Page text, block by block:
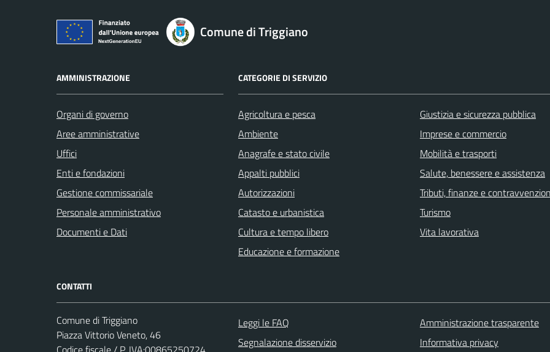
Comune di Triggiano
AMMINISTRAZIONE
Organi di governo
Aree amministrative
Uffici
Enti e fondazioni
Gestione commissariale
Personale amministrativo
Documenti e Dati
CATEGORIE DI SERVIZIO
Agricoltura e pesca
Ambiente
Anagrafe e stato civile
Appalti pubblici
Autorizzazioni
Catasto e urbanistica
Cultura e tempo libero
Educazione e formazione
Giustizia e sicurezza pubblica
Imprese e commercio
Mobilità e trasporti
Salute, benessere e assistenza
Tributi, finanze e
Turismo
Vita lavorativa
CONTATTI
Comune di Triggiano
Piazza Vittorio Veneto, 46
Leggi le FAQ
Segnalazione disservizio
Amministrazione trasparente
Informativa privacy